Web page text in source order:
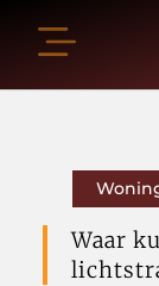
Waar